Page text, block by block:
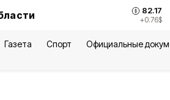
82.17
+0.76$
Газета Спорт Официальные